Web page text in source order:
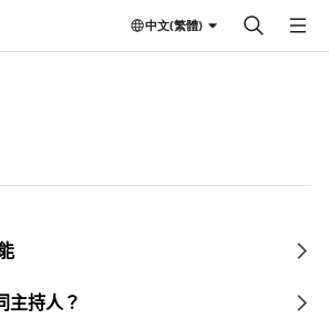
中文(繁體)
主持人？